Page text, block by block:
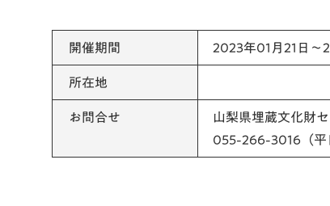
開催期間 2023年01月21日～
所在地
お問合せ
山梨県埋蔵文化財
055-266-3016（平